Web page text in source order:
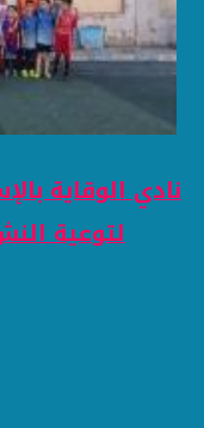
نادي الوقاية
لتوعية